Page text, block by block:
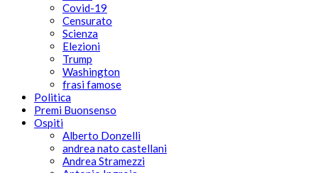
Covid-19
Censurato
Scienza
Elezioni
Trump
Washington
frasi famose
Politica
Premi Buonsenso
Ospiti
Alberto Donzelli
andrea nato castellani
Andrea Stramezzi